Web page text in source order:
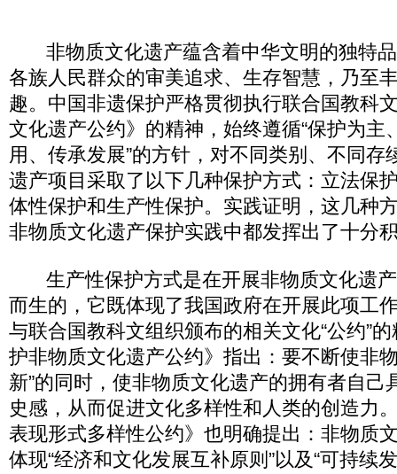
非物质文化遗产蕴含着中华文明的独特品
各族人民群众的审美追求、生存智慧，乃至
趣。中国非遗保护严格贯彻执行联合国教科
文化遗产公约》的精神，始终遵循“保护为主
用、传承发展”的方针，对不同类别、不同存
遗产项目采取了以下几种保护方式：立法保
体性保护和生产性保护。实践证明，这几种
非物质文化遗产保护实践中都发挥出了十分
生产性保护方式是在开展非物质文化遗产
而生的，它既体现了我国政府在开展此项工
与联合国教科文组织颁布的相关文化“公约”
护非物质文化遗产公约》指出：要不断使非
新”的同时，使非物质文化遗产的拥有者自己
史感，从而促进文化多样性和人类的创造力
表现形式多样性公约》也明确提出：非物质
体现“经济和文化发展互补原则”以及“可持续